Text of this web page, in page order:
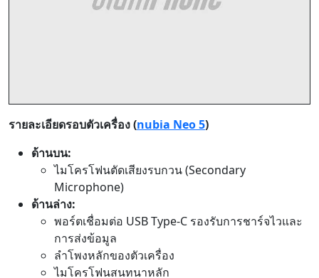
รายละเอียดรอบตัวเครื่อง (nubia Neo 5)
ด้านบน:
ไมโครโฟนตัดเสียงรบกวน (Secondary
Microphone)
ด้านล่าง:
พอร์ตเชื่อมต่อ USB Type-C รองรับการชาร์จไวและ
การส่งข้อมูล
ลำโพงหลักของตัวเครื่อง
ไมโครโฟนสนทนาหลัก